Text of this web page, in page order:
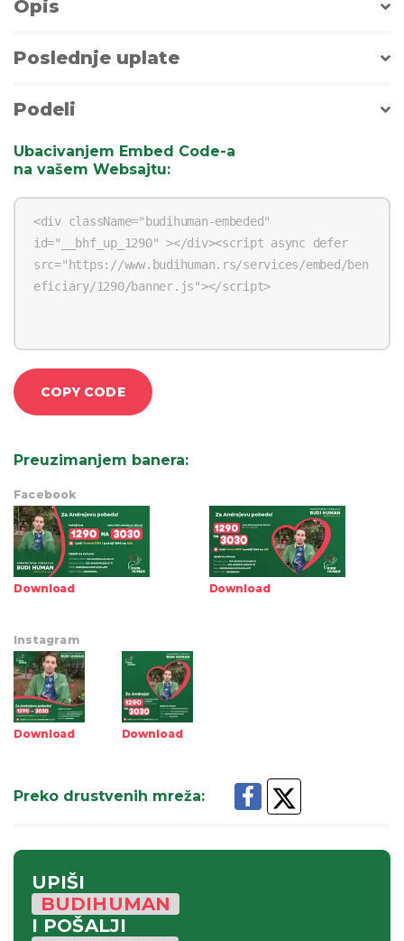
Opis
Poslednje uplate
Podeli
Ubacivanjem Embed Code-a
na vašem Websajtu:
COPY CODE
Preuzimanjem banera:
Facebook
Download Download
Instagram
Download Download
Preko drustvenih mreža:
UPIŠI
BUDIHUMAN
I POŠALJI